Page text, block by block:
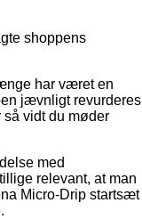
shoppens
har været en
jævnligt revurderes
vidt du møder
med
relevant, at man
Micro-Drip startsæt